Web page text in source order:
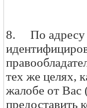
8. По адресу
тех же целях,
жалобе от Вас
предоставить